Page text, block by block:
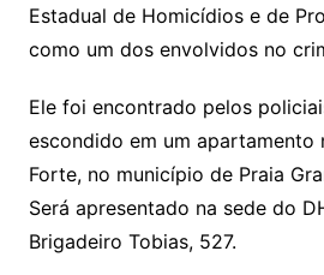
Estadual de Homicídios e de
como um dos envolvidos no
Ele foi encontrado pelos
escondido em um apartamento
Forte, no município de Praia
Será apresentado na sede do
Brigadeiro Tobias, 527.